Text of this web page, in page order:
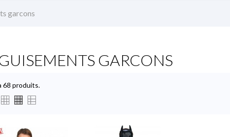
garcons
GARCONS
68 produits.